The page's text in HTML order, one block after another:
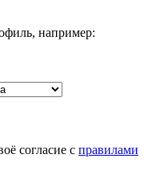
например:
согласие с правилами